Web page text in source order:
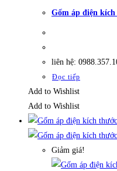
Gốm áp điện
liên hệ:
Đọc tiếp
Add to Wishlist
Add to Wishlist
Giảm giá!